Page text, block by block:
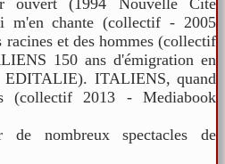
(1994 Nouvelle Cité
m'en chante (collectif - 2005
et des hommes (collectif
150 ans d'émigration en
EDITALIE). ITALIENS, quand
(collectif 2013 - Mediabook
nombreux spectacles de